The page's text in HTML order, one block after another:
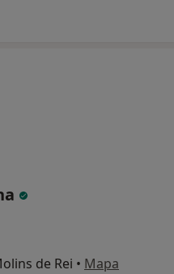
de Rei • Mapa